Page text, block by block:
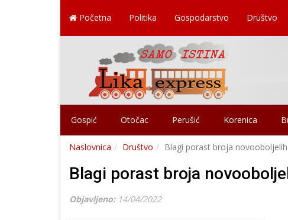
Početna Politika Gospodarstvo Društvo
Gospić Otočac Perušić Korenica
Naslovnica Društvo Blagi porast broja
Blagi porast broja
Objavljeno: 14/04/2022